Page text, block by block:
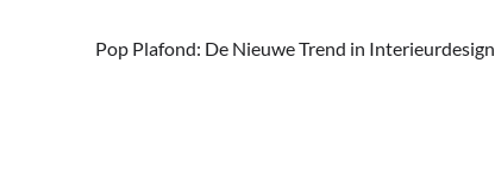
Pop Plafond: De Nieuwe Trend in Interieurdesign